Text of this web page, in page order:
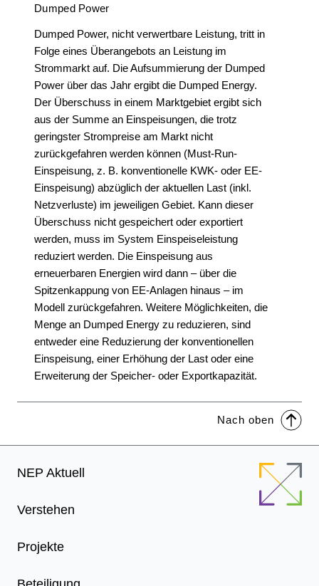
Dumped Power
Dumped Power, nicht verwertbare Leistung, tritt in
Folge eines Überangebots an Leistung im
Strommarkt auf. Die Aufsummierung der Dumped
Power über das Jahr ergibt die Dumped Energy.
Der Überschuss in einem Marktgebiet ergibt sich
aus der Summe an Einspeisungen, die trotz
geringster Strompreise am Markt nicht
zurückgefahren werden können (Must-Run-
Einspeisung, z. B. konventionelle KWK- oder EE-
Einspeisung) abzüglich der aktuellen Last (inkl.
Netzverluste) im jeweiligen Gebiet. Kann dieser
Überschuss nicht gespeichert oder exportiert
werden, muss im System Einspeiseleistung
reduziert werden. Die Einspeisung aus
erneuerbaren Energien wird dann – über die
Spitzenkappung von EE-Anlagen hinaus – im
Modell zurückgefahren. Weitere Möglichkeiten, die
Menge an Dumped Energy zu reduzieren, sind
entweder eine Reduzierung der konventionellen
Einspeisung, einer Erhöhung der Last oder eine
Erweiterung der Speicher- oder Exportkapazität.
Nach oben
Footer
NEP Aktuell
Verstehen
Projekte